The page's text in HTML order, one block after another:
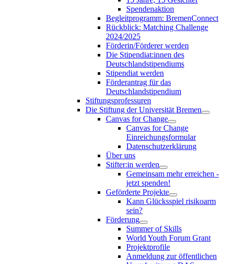
Spendenaktion
Begleitprogramm: BremenConnect
Rückblick: Matching Challenge
2024/2025
Förderin/Förderer werden
Die Stipendiat:innen des
Deutschlandstipendiums
Stipendiat werden
Förderantrag für das
Deutschlandstipendium
Stiftungsprofessuren
Die Stiftung der Universität Bremen
Canvas for Change
Canvas for Change
Einreichungsformular
Datenschutzerklärung
Über uns
Stifter:in werden
Gemeinsam mehr erreichen -
jetzt spenden!
Geförderte Projekte
Kann Glücksspiel risikoarm
sein?
Förderung
Summer of Skills
World Youth Forum Grant
Projektprofile
Anmeldung zur öffentlichen